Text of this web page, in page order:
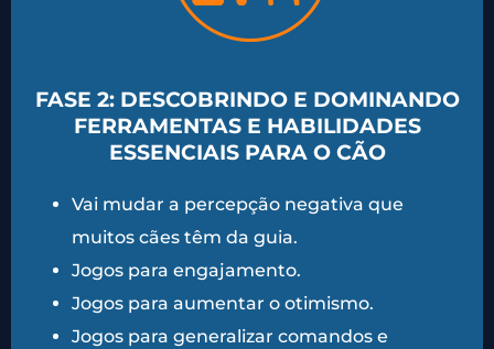
FASE 2: DESCOBRINDO E DOMINANDO
FERRAMENTAS E HABILIDADES
ESSENCIAIS PARA O CÃO
Vai mudar a percepção negativa que
muitos cães têm da guia.
Jogos para engajamento.
Jogos para aumentar o otimismo.
Jogos para generalizar comandos e